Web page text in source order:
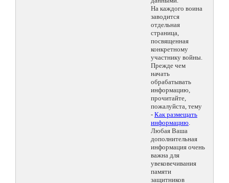
На каждого воина
заводится
отдельная
страница,
посвященная
конкретному
участнику войны.
Прежде чем
начать
обрабатывать
информацию,
прочитайте,
пожалуйста, тему
- Как размещать
информацию.
Любая Ваша
дополнительная
информация очень
важна для
увековечивания
памяти
защитников